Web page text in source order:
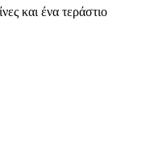
και ένα τεράστιο